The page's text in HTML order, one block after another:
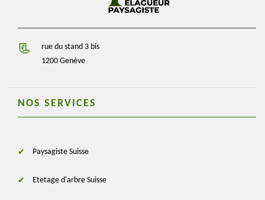
rue du stand 3 bis
1200 Genève
NOS SERVICES
Paysagiste Suisse
Etetage d'arbre Suisse